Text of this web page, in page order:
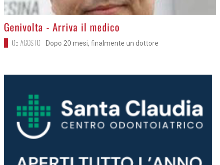
>
Genivolta - Arriva il medico
05 AGOSTO Dopo 20 mesi, finalmente un dottore